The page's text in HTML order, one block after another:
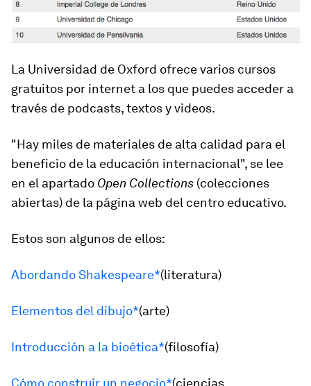
La Universidad de Oxford ofrece varios cursos
gratuitos por internet a los que puedes acceder a
través de podcasts, textos y videos.
"Hay miles de materiales de alta calidad para el
beneficio de la educación internacional", se lee
en el apartado Open Collections (colecciones
abiertas) de la página web del centro educativo.
Estos son algunos de ellos:
Abordando Shakespeare*(literatura)
Elementos del dibujo*(arte)
Introducción a la bioética*(filosofía)
Cómo construir un negocio*(ciencias